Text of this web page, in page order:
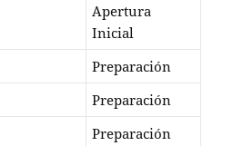
Apertura
Inicial
Preparación
Preparación
Preparación